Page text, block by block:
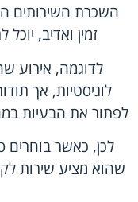
השכרת השירותים
זמין ואדיב,
לדוגמה, אירוע
לוגיסטיות, אך
לפתור את הבעיות
לכן, כאשר בוחרים
שהוא מציע שירות